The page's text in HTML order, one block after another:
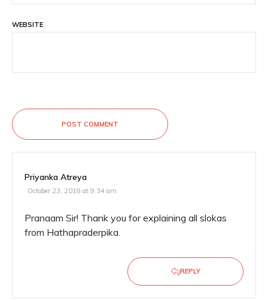
WEBSITE
POST COMMENT
Priyanka Atreya
October 23, 2018 at 9:34 am
Pranaam Sir! Thank you for explaining all slokas
from Hathapraderpika.
REPLY